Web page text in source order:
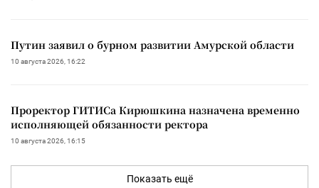
Путин заявил о бурном развитии Амурской области
10 августа 2026, 16:22
Проректор ГИТИСа Кирюшкина назначена временно
исполняющей обязанности ректора
10 августа 2026, 16:15
Показать ещё